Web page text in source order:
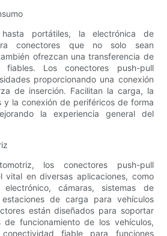
hasta portátiles, la electrónica de
conectores que no solo sean
ofrezcan una transferencia de
Los conectores push-pull
proporcionando una conexión
de inserción. Facilitan la carga, la
y la conexión de periféricos de forma
la experiencia general del
los conectores push-pull
vital en diversas aplicaciones, como
cámaras, sistemas de
de carga para vehículos
están diseñados para soportar
de funcionamiento de los vehículos,
fiable para funciones